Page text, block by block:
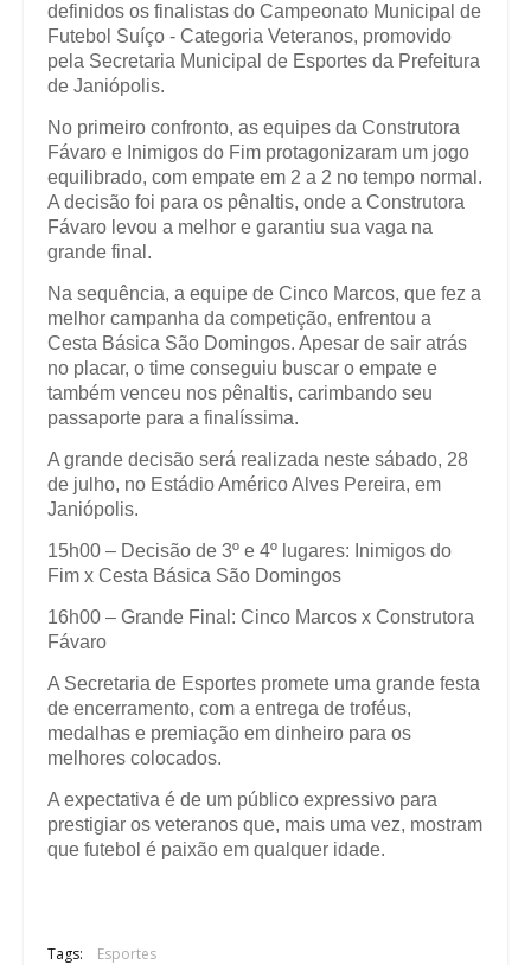
definidos os finalistas do Campeonato Municipal de
Futebol Suíço - Categoria Veteranos, promovido
pela Secretaria Municipal de Esportes da Prefeitura
de Janiópolis.
No primeiro confronto, as equipes da Construtora
Fávaro e Inimigos do Fim protagonizaram um jogo
equilibrado, com empate em 2 a 2 no tempo normal.
A decisão foi para os pênaltis, onde a Construtora
Fávaro levou a melhor e garantiu sua vaga na
grande final.
Na sequência, a equipe de Cinco Marcos, que fez a
melhor campanha da competição, enfrentou a
Cesta Básica São Domingos. Apesar de sair atrás
no placar, o time conseguiu buscar o empate e
também venceu nos pênaltis, carimbando seu
passaporte para a finalíssima.
A grande decisão será realizada neste sábado, 28
de julho, no Estádio Américo Alves Pereira, em
Janiópolis.
15h00 – Decisão de 3º e 4º lugares: Inimigos do
Fim x Cesta Básica São Domingos
16h00 – Grande Final: Cinco Marcos x Construtora
Fávaro
A Secretaria de Esportes promete uma grande festa
de encerramento, com a entrega de troféus,
medalhas e premiação em dinheiro para os
melhores colocados.
A expectativa é de um público expressivo para
prestigiar os veteranos que, mais uma vez, mostram
que futebol é paixão em qualquer idade.
Tags: Esportes